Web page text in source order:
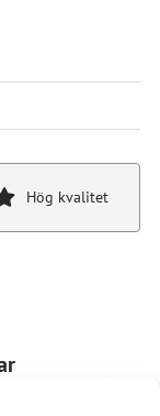
Hög kvalitet